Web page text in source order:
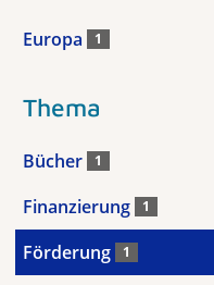
Europa 1
Thema
Bücher 1
Finanzierung 1
Förderung 1